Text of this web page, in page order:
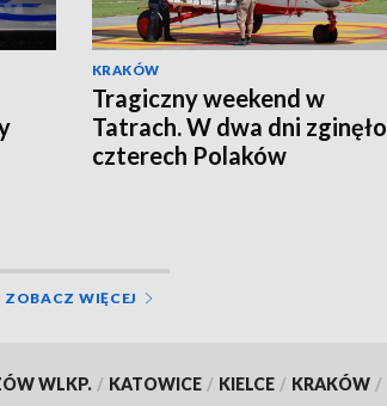
KRAKÓW
Tragiczny weekend w
Tatrach. W dwa dni zginęło
czterech Polaków
ZOBACZ WIĘCEJ
WLKP. / KATOWICE / KIELCE / KRAKÓW /